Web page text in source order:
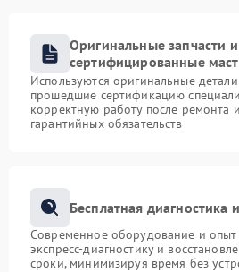
Оригинальные запчасти и
сертифицированные
Используются оригинальные
прошедшие сертификацию
корректную работу после ремонта
гарантийных обязательств
Бесплатная
Современное оборудование и опыт
экспресс-диагностику и
сроки, минимизируя время без